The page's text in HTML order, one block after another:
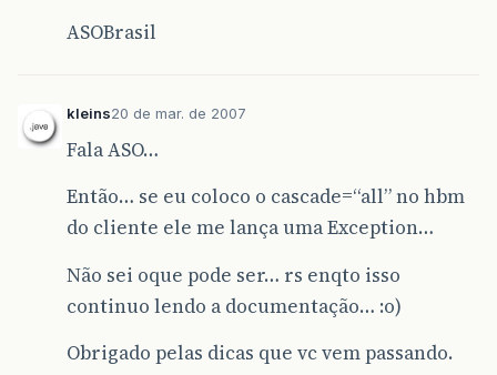
ASOBrasil
kleins20 de mar. de 2007
Fala ASO…
Então… se eu coloco o cascade=“all” no hbm
do cliente ele me lança uma Exception…
Não sei oque pode ser… rs enqto isso
continuo lendo a documentação… :o)
Obrigado pelas dicas que vc vem passando.